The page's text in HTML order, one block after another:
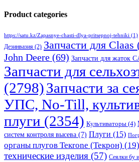
Product categories
https://satu.kz/Zapasnye-chasti-dlya-pritsepnoj-tehniki (1)
Дезинвазия (2) Запчасти для Claas
John Deere (69) Запчасти для жаток
Запчасти для
(2798)Запчасти за
УПС, No-Till,
плуги (2354) Культиваторы (4)
систем контроля высева (7) Плуги (15)
органы плугов Текrоne (Текрон) (19)
технические изделия (57) Сеялки бу